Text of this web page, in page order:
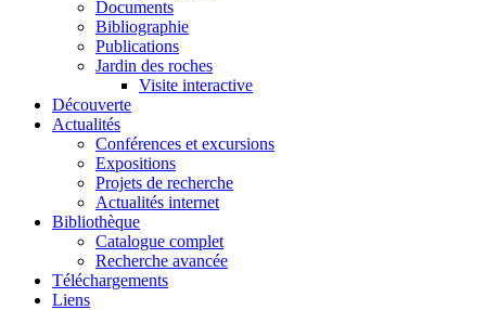
Documents
Bibliographie
Publications
Jardin des roches
Visite interactive
Découverte
Actualités
Conférences et excursions
Expositions
Projets de recherche
Actualités internet
Bibliothèque
Catalogue complet
Recherche avancée
Téléchargements
Liens